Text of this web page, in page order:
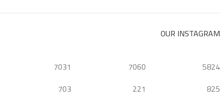
OUR INSTAGRAM
5824
825
7060
221
7031
703